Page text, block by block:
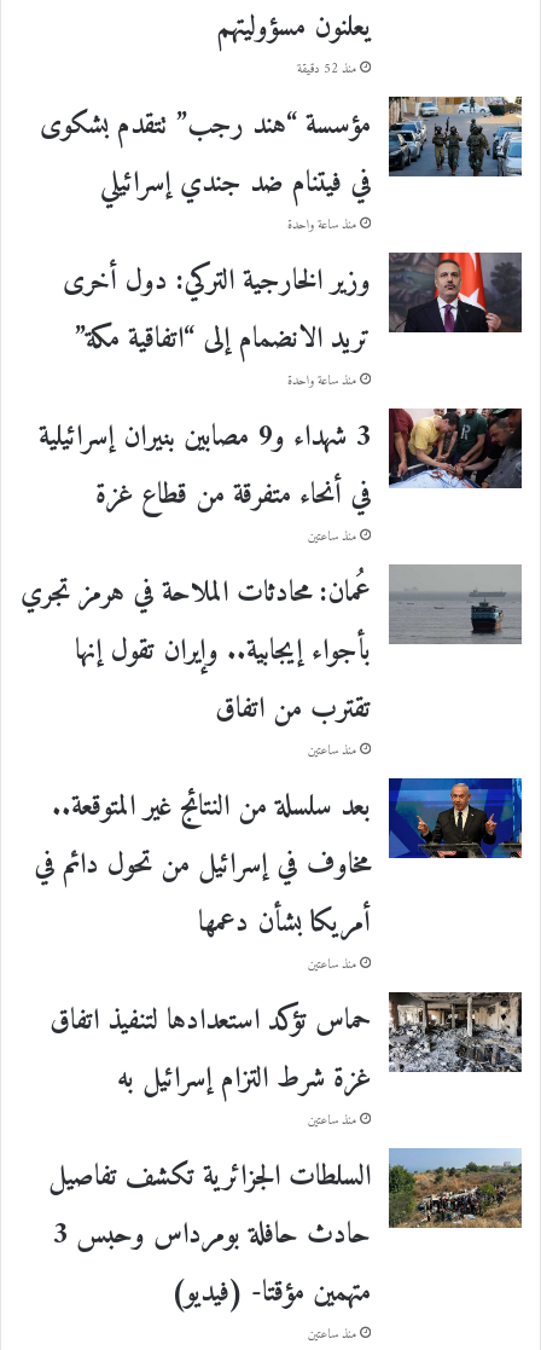
يعلنون مسؤوليتهم
منذ 52 دقيقة
مؤسسة “هند رجب” تتقدم بشكوى
في فيتنام ضد جندي إسرائيلي
منذ ساعة واحدة
وزير الخارجية التركي: دول أخرى
تريد الانضمام إلى “اتفاقية مكة”
منذ ساعة واحدة
3 شهداء و9 مصابين بنيران إسرائيلية
في أنحاء متفرقة من قطاع غزة
منذ ساعتين
عُمان: محادثات الملاحة في هرمز تجري
بأجواء إيجابية.. وإيران تقول إنها
تقترب من اتفاق
منذ ساعتين
بعد سلسلة من النتائج غير المتوقعة..
مخاوف في إسرائيل من تحول دائم في
أمريكا بشأن دعمها
منذ ساعتين
حماس تؤكد استعدادها لتنفيذ اتفاق
غزة شرط التزام إسرائيل به
منذ ساعتين
السلطات الجزائرية تكشف تفاصيل
حادث حافلة بومرداس وحبس 3
متهمين مؤقتا- (فيديو)
منذ ساعتين